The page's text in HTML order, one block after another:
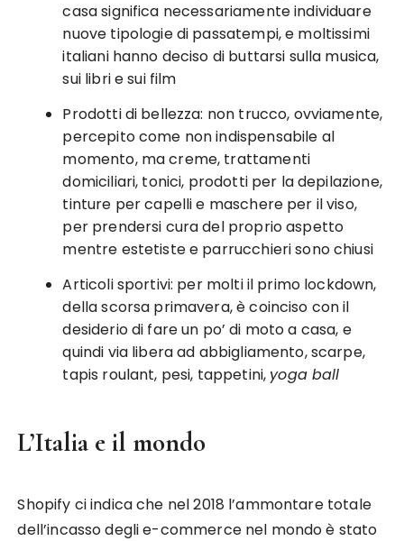
casa significa necessariamente individuare
nuove tipologie di passatempi, e moltissimi
italiani hanno deciso di buttarsi sulla musica,
sui libri e sui film
Prodotti di bellezza: non trucco, ovviamente,
percepito come non indispensabile al
momento, ma creme, trattamenti
domiciliari, tonici, prodotti per la depilazione,
tinture per capelli e maschere per il viso,
per prendersi cura del proprio aspetto
mentre estetiste e parrucchieri sono chiusi
Articoli sportivi: per molti il primo lockdown,
della scorsa primavera, è coinciso con il
desiderio di fare un po’ di moto a casa, e
quindi via libera ad abbigliamento, scarpe,
tapis roulant, pesi, tappetini, yoga ball
L’Italia e il mondo
Shopify ci indica che nel 2018 l’ammontare totale
dell’incasso degli e-commerce nel mondo è stato